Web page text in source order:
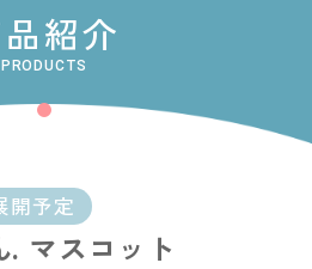
紹介
PRODUCTS
開予定
. マスコット